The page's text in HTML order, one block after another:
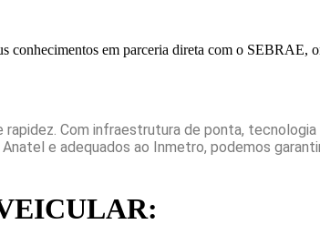
em parceria direta com o SEBRAE,
Com infraestrutura de ponta, tecnologia
e adequados ao Inmetro, podemos